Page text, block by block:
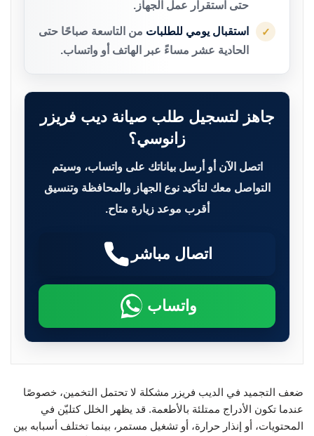
حتى استقرار عمل الجهاز.
✓ استقبال يومي للطلبات من التاسعة صباحًا حتى
الحادية عشر مساءً عبر الهاتف أو واتساب.
جاهز لتسجيل طلب صيانة ديب فريزر
زانوسي؟
اتصل الآن أو أرسل بياناتك على واتساب، وسيتم
التواصل معك لتأكيد نوع الجهاز والمحافظة وتنسيق
أقرب موعد زيارة متاح.
اتصال مباشر
واتساب
ضعف التجميد في الديب فريزر مشكلة لا تحتمل التخمين، خصوصًا
عندما تكون الأدراج ممتلئة بالأطعمة. قد يظهر الخلل كتليّن في
المحتويات، أو إنذار حرارة، أو تشغيل مستمر، بينما تختلف أسبابه بين